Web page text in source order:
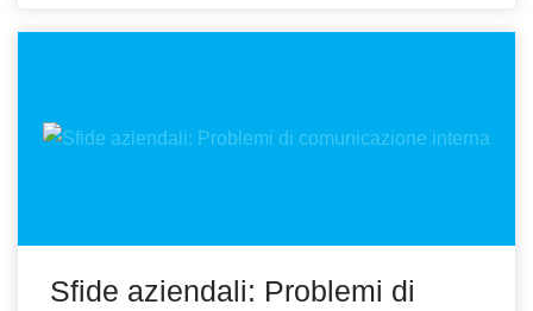
Sfide aziendali: Problemi di